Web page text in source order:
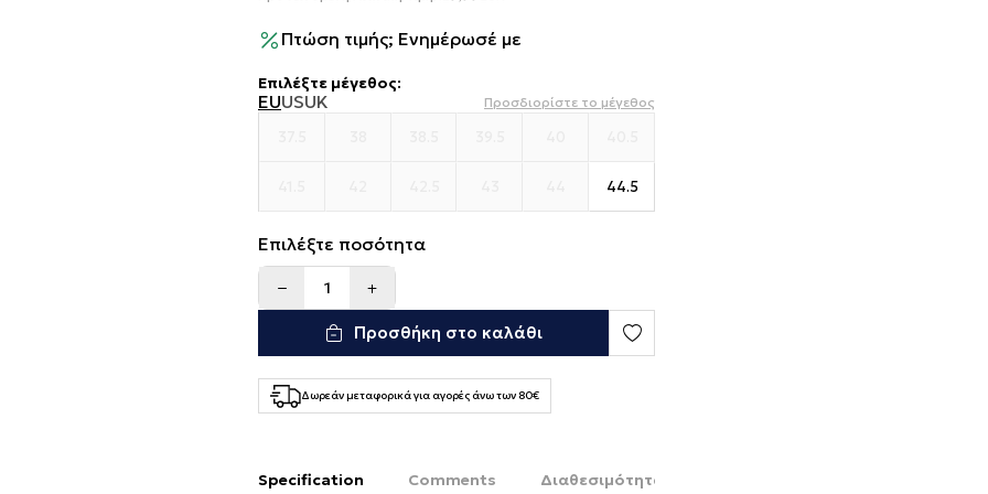
Πτώση τιμής; Ενημέρωσέ με
Επιλέξτε μέγεθος:
EUUSUK Προσδιορίστε το μέγεθος
44.5
Επιλέξτε ποσότητα
Προσθήκη στο καλάθι
Δωρεάν μεταφορικά για αγορές άνω των 80€
Specification Comments Διαθεσιμότητα στο κατάστημα